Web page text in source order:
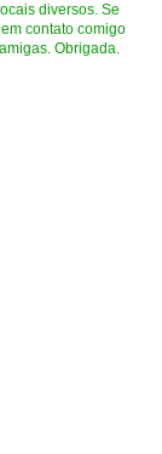
diversos. Se
contato comigo
Obrigada.